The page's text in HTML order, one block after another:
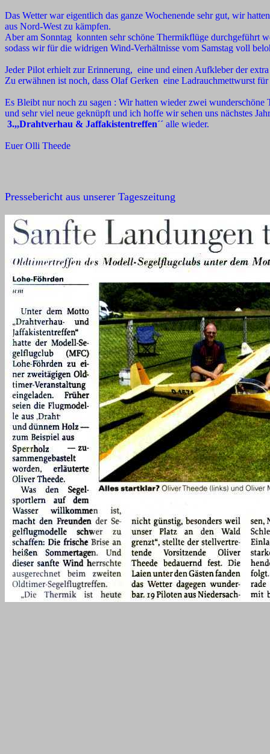
Das Wetter war eigentlich das ganze Wochenende sehr gut, wir
aus Nord-West zu kämpfen.
Aber am Sonntag konnten sehr schöne Thermikflüge durchgeführt
sodass wir für die widrigen Wind-Verhältnisse vom Samstag voll
Jeder Pilot erhielt zur Erinnerung, eine und einen Aufkleber der
Zu erwähnen ist noch, dass Olaf Gerken eine Ladrauchmettwurst
Es Bleibt nur noch zu sagen : Wir hatten wieder zwei wunderschöne
und sehr viel neue geknüpft und ich hoffe wir sehen uns nächstes
3.,,Drahtverhau & Jaffakistentreffen´´ alle wieder.
Euer Olli Theede
Pressebericht aus unserer Tageszeitung